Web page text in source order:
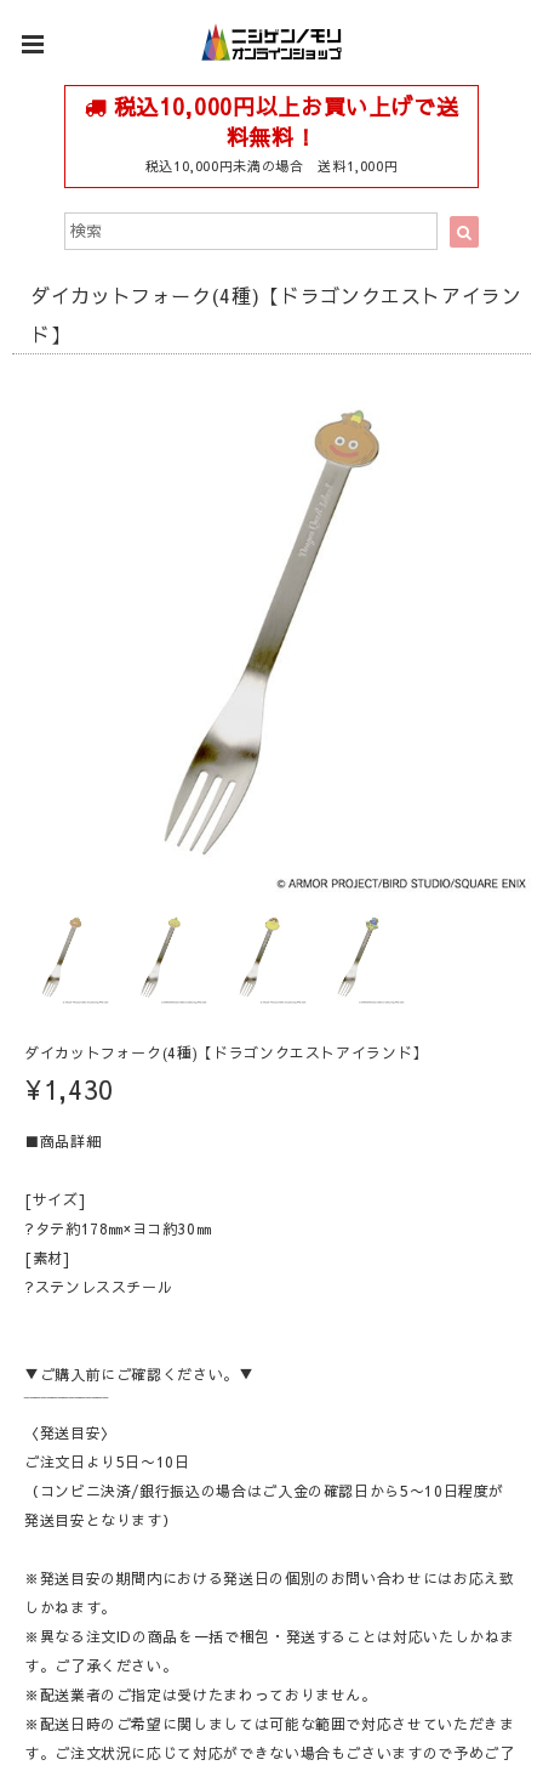
税込10,000円以上お買い上げで送
料無料！
税込10,000円未満の場合 送料1,000円
ダイカットフォーク(4種)【ドラゴンクエストアイラン
ド】
ダイカットフォーク(4種)【ドラゴンクエストアイランド】
¥1,430
■商品詳細
[サイズ]
?タテ約178㎜×ヨコ約30㎜
[素材]
?ステンレススチール
▼ご購入前にご確認ください。▼
‾‾‾‾‾‾‾‾‾‾‾‾‾‾‾
〈発送目安〉
ご注文日より5日〜10日
（コンビニ決済/銀行振込の場合はご入金の確認日から5〜10日程度が
発送目安となります）
※発送目安の期間内における発送日の個別のお問い合わせにはお応え致
しかねます。
※異なる注文IDの商品を一括で梱包・発送することは対応いたしかねま
す。ご了承ください。
※配送業者のご指定は受けたまわっておりません。
※配送日時のご希望に関しましては可能な範囲で対応させていただきま
す。ご注文状況に応じて対応ができない場合もごさいますので予めご了